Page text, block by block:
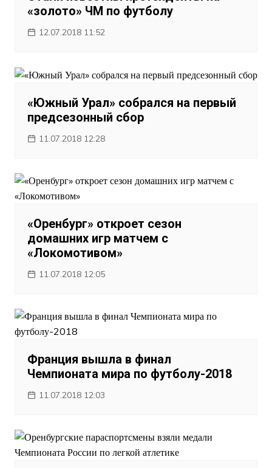
«золото» ЧМ по футболу
12.07.2018 11:52
«Южный Урал» собрался на первый
предсезонный сбор
11.07.2018 12:28
«Оренбург» откроет сезон
домашних игр матчем с
«Локомотивом»
11.07.2018 12:05
Франция вышла в финал
Чемпионата мира по футболу-2018
11.07.2018 12:03